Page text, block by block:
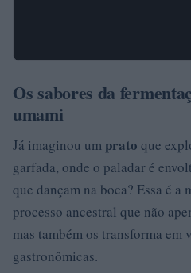
Os sabores da
umami
Já imaginou um prato que
garfada, onde o paladar é
que dançam na boca? Essa é a
processo ancestral que não
mas também os transforma em
gastronômicas.